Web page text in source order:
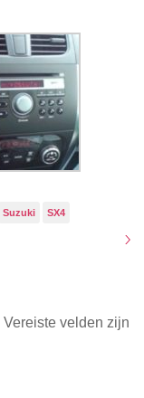
Suzuki SX4
Vereiste velden zijn